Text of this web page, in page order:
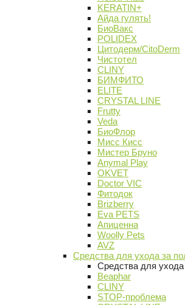
KERATIN+
Айда гулять!
БиоВакс
POLIDEX
Цитодерм/CitoDerm
Чистотел
CLINY
БИМФИТО
ELITE
CRYSTAL LINE
Frutty
Veda
БиоФлор
Мисс Кисс
Мистер Бруно
Anymal Play
OKVET
Doctor VIC
Фитодок
Brizberry
Eva PETS
Апиценна
Woolly Pets
AVZ
Средства для ухода за
Средства для
Beaphar
CLINY
STOP-проблема